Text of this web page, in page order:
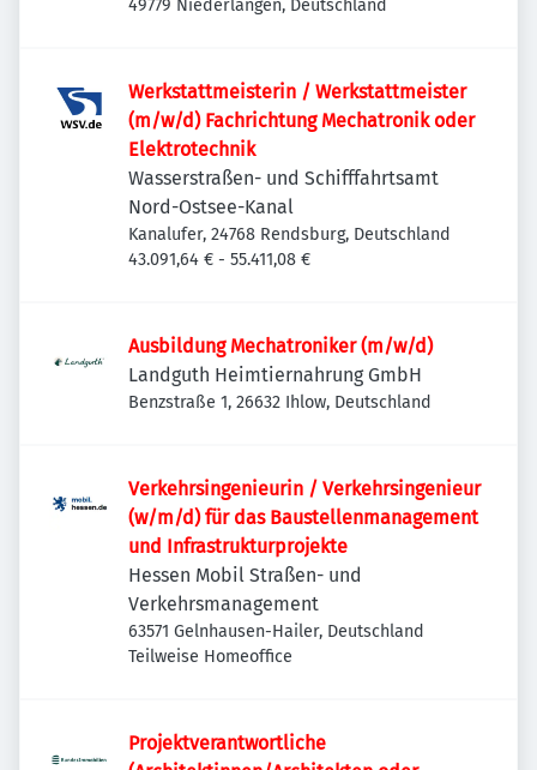
49779 Niederlangen, Deutschland
Werkstattmeisterin / Werkstattmeister
(m/w/d) Fachrichtung Mechatronik oder
Elektrotechnik
Wasserstraßen- und Schifffahrtsamt
Nord-Ostsee-Kanal
Kanalufer, 24768 Rendsburg, Deutschland
43.091,64 € - 55.411,08 €
Ausbildung Mechatroniker (m/w/d)
Landguth Heimtiernahrung GmbH
Benzstraße 1, 26632 Ihlow, Deutschland
Verkehrsingenieurin / Verkehrsingenieur
(w/m/d) für das Baustellenmanagement
und Infrastrukturprojekte
Hessen Mobil Straßen- und
Verkehrsmanagement
63571 Gelnhausen-Hailer, Deutschland
Teilweise Homeoffice
Projektverantwortliche